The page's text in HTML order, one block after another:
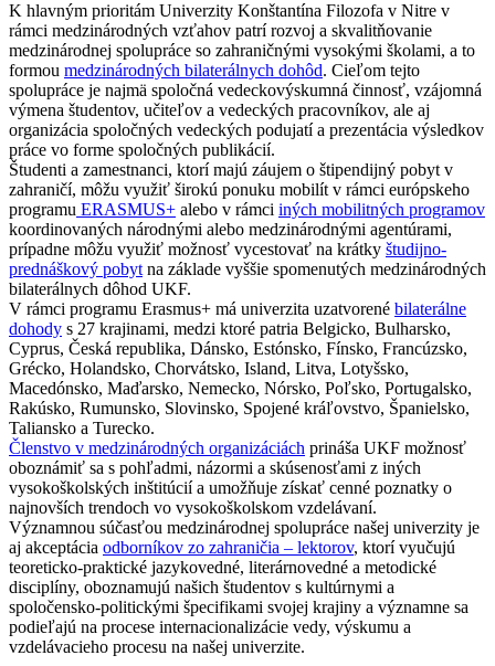
K hlavným prioritám Univerzity Konštantína Filozofa v Nitre v
rámci medzinárodných vzťahov patrí rozvoj a skvalitňovanie
medzinárodnej spolupráce so zahraničnými vysokými školami, a to
formou medzinárodných bilaterálnych dohôd. Cieľom tejto
spolupráce je najmä spoločná vedeckovýskumná činnosť, vzájomná
výmena študentov, učiteľov a vedeckých pracovníkov, ale aj
organizácia spoločných vedeckých podujatí a prezentácia výsledkov
práce vo forme spoločných publikácií.
Študenti a zamestnanci, ktorí majú záujem o štipendijný pobyt v
zahraničí, môžu využiť širokú ponuku mobilít v rámci európskeho
programu ERASMUS+ alebo v rámci iných mobilitných programov
koordinovaných národnými alebo medzinárodnými agentúrami,
prípadne môžu využiť možnosť vycestovať na krátky študijno-
prednáškový pobyt na základe vyššie spomenutých medzinárodných
bilaterálnych dôhod UKF.
V rámci programu Erasmus+ má univerzita uzatvorené bilaterálne
dohody s 27 krajinami, medzi ktoré patria Belgicko, Bulharsko,
Cyprus, Česká republika, Dánsko, Estónsko, Fínsko, Francúzsko,
Grécko, Holandsko, Chorvátsko, Island, Litva, Lotyšsko,
Macedónsko, Maďarsko, Nemecko, Nórsko, Poľsko, Portugalsko,
Rakúsko, Rumunsko, Slovinsko, Spojené kráľovstvo, Španielsko,
Taliansko a Turecko.
Členstvo v medzinárodných organizáciách prináša UKF možnosť
oboznámiť sa s pohľadmi, názormi a skúsenosťami z iných
vysokoškolských inštitúcií a umožňuje získať cenné poznatky o
najnovších trendoch vo vysokoškolskom vzdelávaní.
Významnou súčasťou medzinárodnej spolupráce našej univerzity je
aj akceptácia odborníkov zo zahraničia – lektorov, ktorí vyučujú
teoreticko-praktické jazykovedné, literárnovedné a metodické
disciplíny, oboznamujú našich študentov s kultúrnymi a
spoločensko-politickými špecifikami svojej krajiny a významne sa
podieľajú na procese internacionalizácie vedy, výskumu a
vzdelávacieho procesu na našej univerzite.